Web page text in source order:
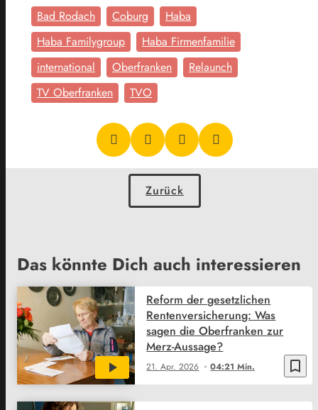
Bad Rodach Coburg
Haba
Haba Familygroup
Haba Firmenfamilie
international
Oberfranken
Relaunch
TV Oberfranken
TVO
Zurück
Das könnte Dich auch interessieren
bookmark_border
21. Apr. 2026 04:21 Min.
Reform der gesetzlichen
Rentenversicherung: Was
sagen die Oberfranken zur
Merz-Aussage?